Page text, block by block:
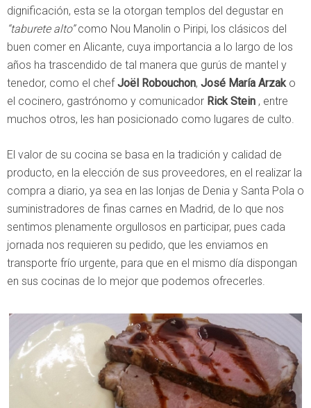
dignificación, esta se la otorgan templos del degustar en
“taburete alto”como Nou Manolin o Piripi, los clásicos del
buen comer en Alicante, cuya importancia a lo largo de los
años ha trascendido de tal manera que gurús de mantel y
tenedor, como el chefJoël Robouchon, José María Arzako
el cocinero, gastrónomo y comunicador Rick Stein , entre
muchos otros, les han posicionado como lugares de culto.
El valor de su cocina se basa en la tradición y calidad de
producto, en la elección de sus proveedores, en el realizar la
compra a diario, ya sea en las lonjas de Denia y Santa Pola o
suministradores de finas carnes en Madrid, de lo que nos
sentimos plenamente orgullosos en participar, pues cada
jornada nos requieren su pedido, que les enviamos en
transporte frío urgente, para que en el mismo día dispongan
en sus cocinas de lo mejor que podemos ofrecerles.